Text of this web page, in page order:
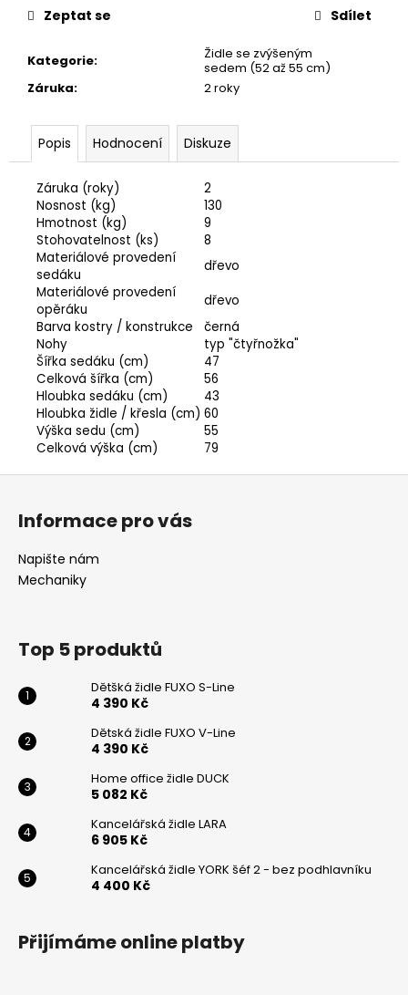
Kategorie:
Židle se zvýšeným
sedem (52 až 55 cm)
Záruka: 2 roky
Zeptat se Sdílet
Popis Hodnocení Diskuze
Záruka (roky)
2
Nosnost (kg)
130
Hmotnost (kg)
9
Stohovatelnost (ks)
8
Materiálové provedení
sedáku
dřevo
Materiálové provedení
opěráku
dřevo
Barva kostry / konstrukce
černá
Nohy
typ "čtyřnožka"
Šířka sedáku (cm)
47
Celková šířka (cm)
56
Hloubka sedáku (cm)
43
Hloubka židle / křesla (cm) 60
Výška sedu (cm)
55
Celková výška (cm)
79
4
Z
Informace pro vás
Napište nám
Mechaniky
Top 5 produktů
Dětšká židle FUXO S-Line
4 390 Kč
Dětská židle FUXO V-Line
4 390 Kč
Home office židle DUCK
5 082 Kč
Kancelářská židle LARA
6 905 Kč
Kancelářská židle YORK šéf 2 - bez podhlavníku
4 400 Kč
Přijímáme online platby